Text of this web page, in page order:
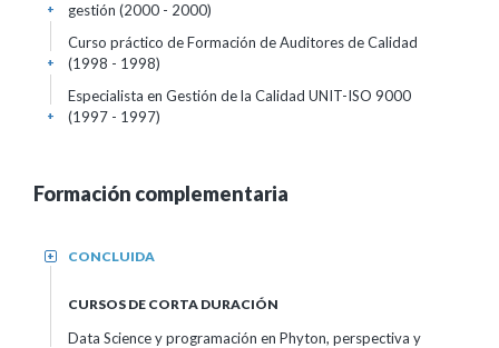
gestión (2000 - 2000)
+
Curso práctico de Formación de Auditores de Calidad
(1998 - 1998)
+
Especialista en Gestión de la Calidad UNIT-ISO 9000
(1997 - 1997)
+
Formación complementaria
CONCLUIDA
+
CURSOS DE CORTA DURACIÓN
Data Science y programación en Phyton, perspectiva y